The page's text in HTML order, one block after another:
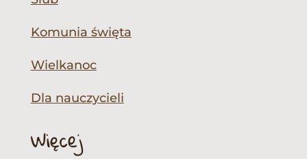
Komunia święta
Wielkanoc
Dla nauczycieli
Więcej